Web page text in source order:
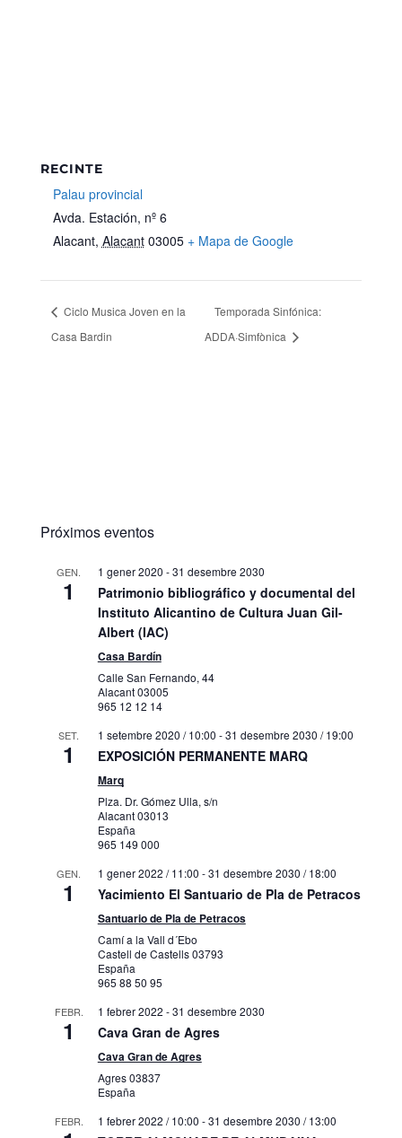
RECINTE
Palau provincial
Avda. Estación, nº 6
Alacant, Alacant 03005 + Mapa de Google
Ciclo Musica Joven en la
Casa Bardin
Temporada Sinfónica:
ADDA·Simfònica
Próximos eventos
GEN.
1
1 gener 2020 -31 desembre 2030
Patrimonio bibliográfico y documental del
Instituto Alicantino de Cultura Juan Gil-
Albert (IAC)
Casa Bardín
Calle San Fernando, 44
Alacant03005
965 12 12 14
SET.
1
1 setembre 2020 / 10:00 -31 desembre 2030 / 19:00
EXPOSICIÓN PERMANENTE MARQ
Marq
Plza. Dr. Gómez Ulla, s/n
Alacant03013
España
965 149 000
GEN.
1
1 gener 2022 / 11:00 -31 desembre 2030 / 18:00
Yacimiento El Santuario de Pla de Petracos
Santuario de Pla de Petracos
Camí a la Vall d´Ebo
Castell de Castells03793
España
965 88 50 95
FEBR.
1
1 febrer 2022 -31 desembre 2030
Cava Gran de Agres
Cava Gran de Agres
Agres03837
España
FEBR. 1 febrer 2022 / 10:00 -31 desembre 2030 / 13:00